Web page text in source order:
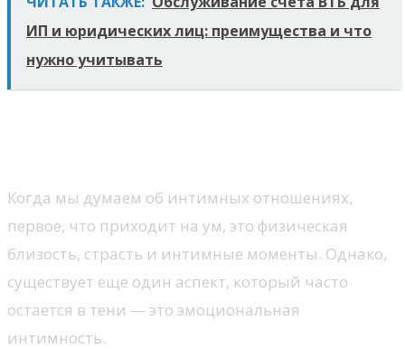
ИП и юридических лиц: преимущества и что
нужно учитывать
Когда мы думаем об интимных отношениях,
первое, что приходит на ум, это физическая
близость, страсть и интимные моменты. Однако,
существует еще один аспект, который часто
остается в тени — это эмоциональная
интимность.